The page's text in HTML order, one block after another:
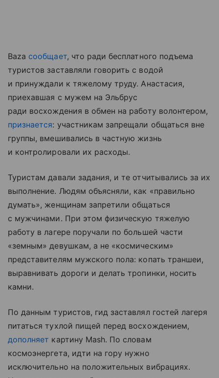
Baza сообщает, что ради бесплатного подъема
туристов заставляли говорить с водой
и принуждали к тяжелому труду. Анастасия,
приехавшая с мужем на Эльбрус
ради восхождения в обмен на работу волонтером,
признается: участникам запрещали общаться вне
группы, вмешивались в частную жизнь
и контролировали их расходы.
Туристам давали задания, и те отчитывались за их
выполнение. Людям объясняли, как «правильно
думать», женщинам запретили общаться
с мужчинами. При этом физическую тяжелую
работу в лагере поручали по большей части
«земным» девушкам, а не «космическим»
представителям мужского пола: копать траншеи,
выравнивать дороги и делать тропинки, носить
камни.
По данным туристов, гид заставлял гостей лагеря
питаться тухлой пищей перед восхождением,
дополняет картину Mash. По словам
космоэнергета, идти на гору нужно
исключительно на положительных вибрациях.